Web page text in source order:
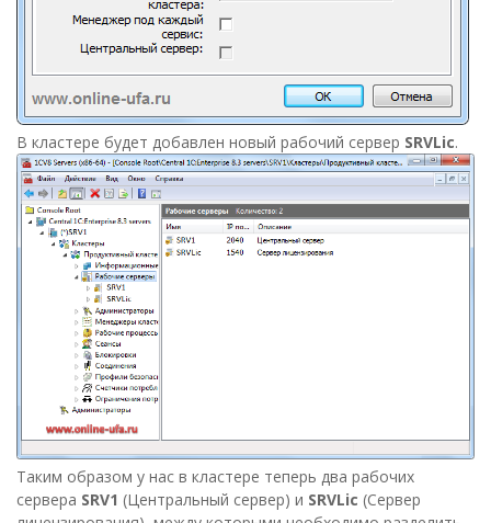
В кластере будет добавлен новый рабочий сервер SRVLic.
Таким образом у нас в кластере теперь два рабочих
сервера SRV1 (Центральный сервер) и SRVLic (Сервер